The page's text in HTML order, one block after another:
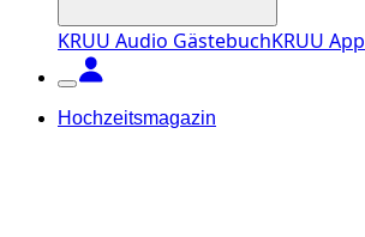
KRUU Audio GästebuchKRUU App
Hochzeitsmagazin